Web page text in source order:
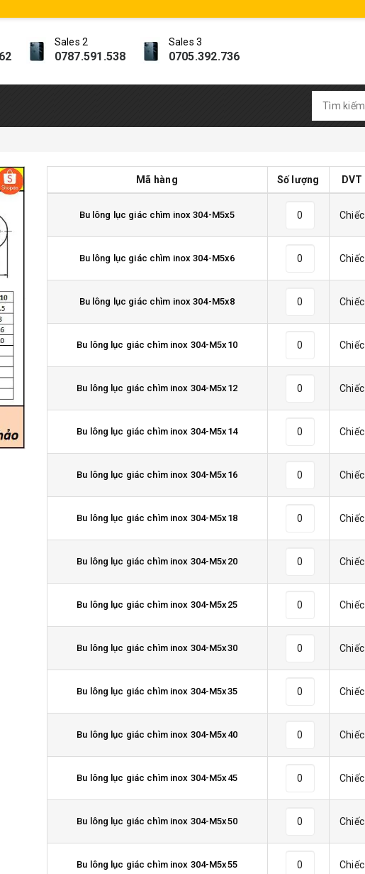
Sales 2
0787.591.538
Sales 3
0705.392.736
Mã hàng Số lượng DVT
Bu lông lục giác chìm inox 304-M5x5 Chiếc
Bu lông lục giác chìm inox 304-M5x6 Chiếc
Bu lông lục giác chìm inox 304-M5x8 Chiếc
Bu lông lục giác chìm inox 304-M5x10 Chiếc
Bu lông lục giác chìm inox 304-M5x12 Chiếc
Bu lông lục giác chìm inox 304-M5x14 Chiếc
Bu lông lục giác chìm inox 304-M5x16 Chiếc
Bu lông lục giác chìm inox 304-M5x18 Chiếc
Bu lông lục giác chìm inox 304-M5x20 Chiếc
Bu lông lục giác chìm inox 304-M5x25 Chiếc
Bu lông lục giác chìm inox 304-M5x30 Chiếc
Bu lông lục giác chìm inox 304-M5x35 Chiếc
Bu lông lục giác chìm inox 304-M5x40 Chiếc
Bu lông lục giác chìm inox 304-M5x45 Chiếc
Bu lông lục giác chìm inox 304-M5x50 Chiếc
Bu lông lục giác chìm inox 304-M5x55 Chiếc